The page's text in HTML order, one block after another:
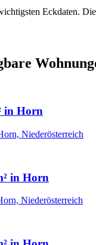
Eckdaten.
in Horn
Niederösterreich
in Horn
Niederösterreich